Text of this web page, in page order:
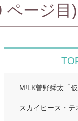
ページ目)
M!LK曽野舜太「
スカイピース・